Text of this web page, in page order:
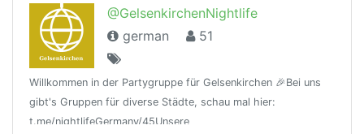
@GelsenkirchenNightlife
german
51
Willkommen in der Partygruppe für Gelsenkirchen 🎉Bei uns
gibt's Gruppen für diverse Städte, schau mal hier:
t.me/nightlifeGermany/45Unsere